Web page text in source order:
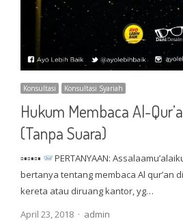
Konsultasi Konsultasi Syariah
Hukum Membaca Al-
(Tanpa Suara)
▫▪▫▪▫▪
PERTANYAAN:
bertanya tentang membaca Al qur’an
kereta atau diruang kantor, yg…
April 23, 2018
Author
admin